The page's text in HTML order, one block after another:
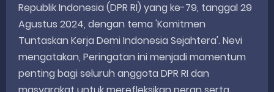
Republik Indonesia (DPR RI) yang ke-79, tanggal 29
Agustus 2024, dengan tema 'Komitmen
Tuntaskan Kerja Demi Indonesia Sejahtera'. Nevi
mengatakan, Peringatan ini menjadi momentum
penting bagi seluruh anggota DPR RI dan